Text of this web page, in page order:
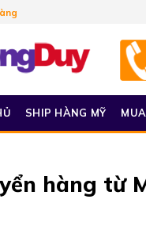
SHIP HÀNG MỸ
hàng từ